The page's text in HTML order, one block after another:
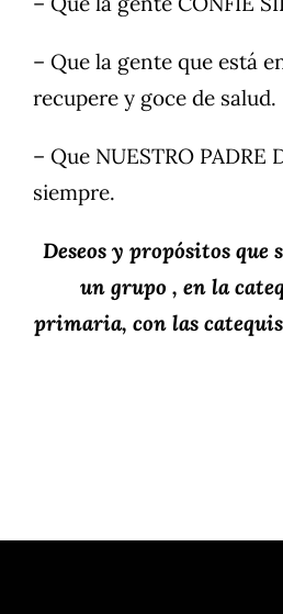
– Que la gente que está
recupere y goce de salud.
– Que NUESTRO PADRE
siempre.
Deseos y propósitos que
un grupo , en la
primaria, con las